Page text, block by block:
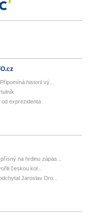
historii vý...
exprezidenta
na hrdinu zápas...
českou kol...
Jaroslav Dro...